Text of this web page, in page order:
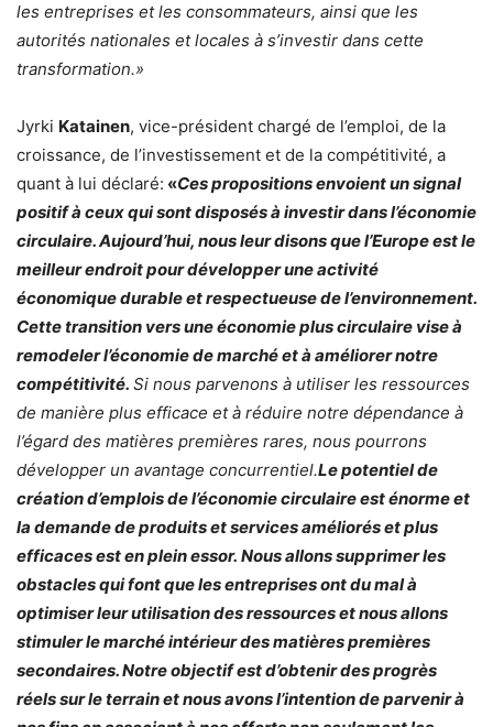
les entreprises et les consommateurs, ainsi que les
autorités nationales et locales à s’investir dans cette
transformation.»
Jyrki Katainen, vice-président chargé de l’emploi, de la
croissance, de l’investissement et de la compétitivité, a
quant à lui déclaré: «Ces propositions envoient un signal
positif à ceux qui sont disposés à investir dans l’économie
circulaire. Aujourd’hui, nous leur disons que l’Europe est le
meilleur endroit pour développer une activité
économique durable et respectueuse de l’environnement.
Cette transition vers une économie plus circulaire vise à
remodeler l’économie de marché et à améliorer notre
compétitivité. Si nous parvenons à utiliser les ressources
de manière plus efficace et à réduire notre dépendance à
l’égard des matières premières rares, nous pourrons
développer un avantage concurrentiel.Le potentiel de
création d’emplois de l’économie circulaire est énorme et
la demande de produits et services améliorés et plus
efficaces est en plein essor. Nous allons supprimer les
obstacles qui font que les entreprises ont du mal à
optimiser leur utilisation des ressources et nous allons
stimuler le marché intérieur des matières premières
secondaires. Notre objectif est d’obtenir des progrès
réels sur le terrain et nous avons l’intention de parvenir à